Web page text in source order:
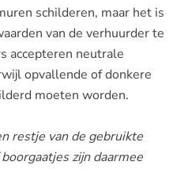
schilderen, maar het is
van de verhuurder te
accepteren neutrale
opvallende of donkere
moeten worden.
restje van de gebruikte
zijn daarmee